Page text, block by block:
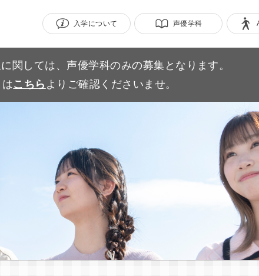
入学について 声優学科
関しては、声優学科のみの募集となります。
こちら よりご確認くださいませ。